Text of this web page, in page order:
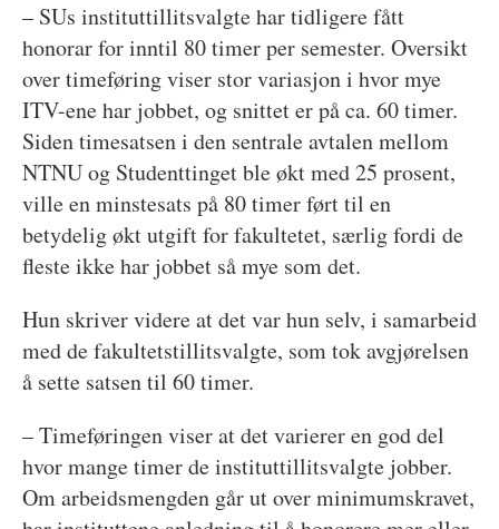
– SUs instituttillitsvalgte har tidligere fått
honorar for inntil 80 timer per semester. Oversikt
over timeføring viser stor variasjon i hvor mye
ITV-ene har jobbet, og snittet er på ca. 60 timer.
Siden timesatsen i den sentrale avtalen mellom
NTNU og Studenttinget ble økt med 25 prosent,
ville en minstesats på 80 timer ført til en
betydelig økt utgift for fakultetet, særlig fordi de
fleste ikke har jobbet så mye som det.
Hun skriver videre at det var hun selv, i samarbeid
med de fakultetstillitsvalgte, som tok avgjørelsen
å sette satsen til 60 timer.
– Timeføringen viser at det varierer en god del
hvor mange timer de instituttillitsvalgte jobber.
Om arbeidsmengden går ut over minimumskravet,